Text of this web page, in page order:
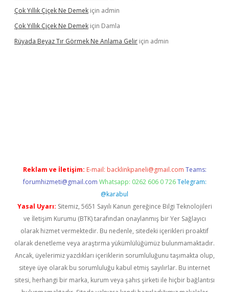
Çok Yıllık Çiçek Ne Demek için admin
Çok Yıllık Çiçek Ne Demek için Damla
Rüyada Beyaz Tır Görmek Ne Anlama Gelir için admin
Reklam ve İletişim: E-mail: backlinkpaneli@gmail.com Teams:
forumhizmeti@gmail.com Whatsapp: 0262 606 0 726 Telegram:
@karabul
Yasal Uyarı: Sitemiz, 5651 Sayılı Kanun gereğince Bilgi Teknolojileri
ve İletişim Kurumu (BTK) tarafından onaylanmış bir Yer Sağlayıcı
olarak hizmet vermektedir. Bu nedenle, sitedeki içerikleri proaktif
olarak denetleme veya araştırma yükümlülüğümüz bulunmamaktadır.
Ancak, üyelerimiz yazdıkları içeriklerin sorumluluğunu taşımakta olup,
siteye üye olarak bu sorumluluğu kabul etmiş sayılırlar. Bu internet
sitesi, herhangi bir marka, kurum veya şahıs şirketi ile hiçbir bağlantısı